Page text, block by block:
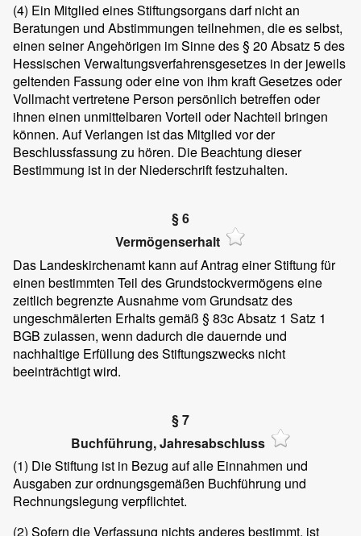
(4) Ein Mitglied eines Stiftungsorgans darf nicht an
Beratungen und Abstimmungen teilnehmen, die es selbst,
einen seiner Angehörigen im Sinne des § 20 Absatz 5 des
Hessischen Verwaltungsverfahrensgesetzes in der jeweils
geltenden Fassung oder eine von ihm kraft Gesetzes oder
Vollmacht vertretene Person persönlich betreffen oder
ihnen einen unmittelbaren Vorteil oder Nachteil bringen
können. Auf Verlangen ist das Mitglied vor der
Beschlussfassung zu hören. Die Beachtung dieser
Bestimmung ist in der Niederschrift festzuhalten.
§ 6
Vermögenserhalt
Das Landeskirchenamt kann auf Antrag einer Stiftung für
einen bestimmten Teil des Grundstockvermögens eine
zeitlich begrenzte Ausnahme vom Grundsatz des
ungeschmälerten Erhalts gemäß § 83c Absatz 1 Satz 1
BGB zulassen, wenn dadurch die dauernde und
nachhaltige Erfüllung des Stiftungszwecks nicht
beeinträchtigt wird.
§ 7
Buchführung, Jahresabschluss
(1) Die Stiftung ist in Bezug auf alle Einnahmen und
Ausgaben zur ordnungsgemäßen Buchführung und
Rechnungslegung verpflichtet.
(2) Sofern die Verfassung nichts anderes bestimmt, ist